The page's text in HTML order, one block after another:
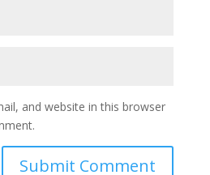
and website in this browser